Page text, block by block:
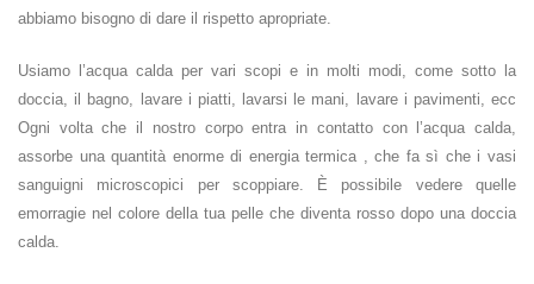
abbiamo bisogno di dare il rispetto apropriate.
Usiamo l’acqua calda per vari scopi e in molti modi, come sotto la
doccia, il bagno, lavare i piatti, lavarsi le mani, lavare i pavimenti, ecc
Ogni volta che il nostro corpo entra in contatto con l’acqua calda,
assorbe una quantità enorme di energia termica , che fa sì che i vasi
sanguigni microscopici per scoppiare. È possibile vedere quelle
emorragie nel colore della tua pelle che diventa rosso dopo una doccia
calda.